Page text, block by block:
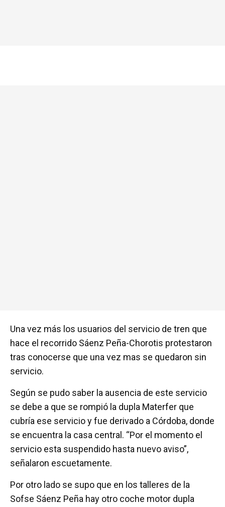
Una vez más los usuarios del servicio de tren que
hace el recorrido Sáenz Peña-Chorotis protestaron
tras conocerse que una vez mas se quedaron sin
servicio.
Según se pudo saber la ausencia de este servicio
se debe a que se rompió la dupla Materfer que
cubría ese servicio y fue derivado a Córdoba, donde
se encuentra la casa central. “Por el momento el
servicio esta suspendido hasta nuevo aviso”,
señalaron escuetamente.
Por otro lado se supo que en los talleres de la
Sofse Sáenz Peña hay otro coche motor dupla